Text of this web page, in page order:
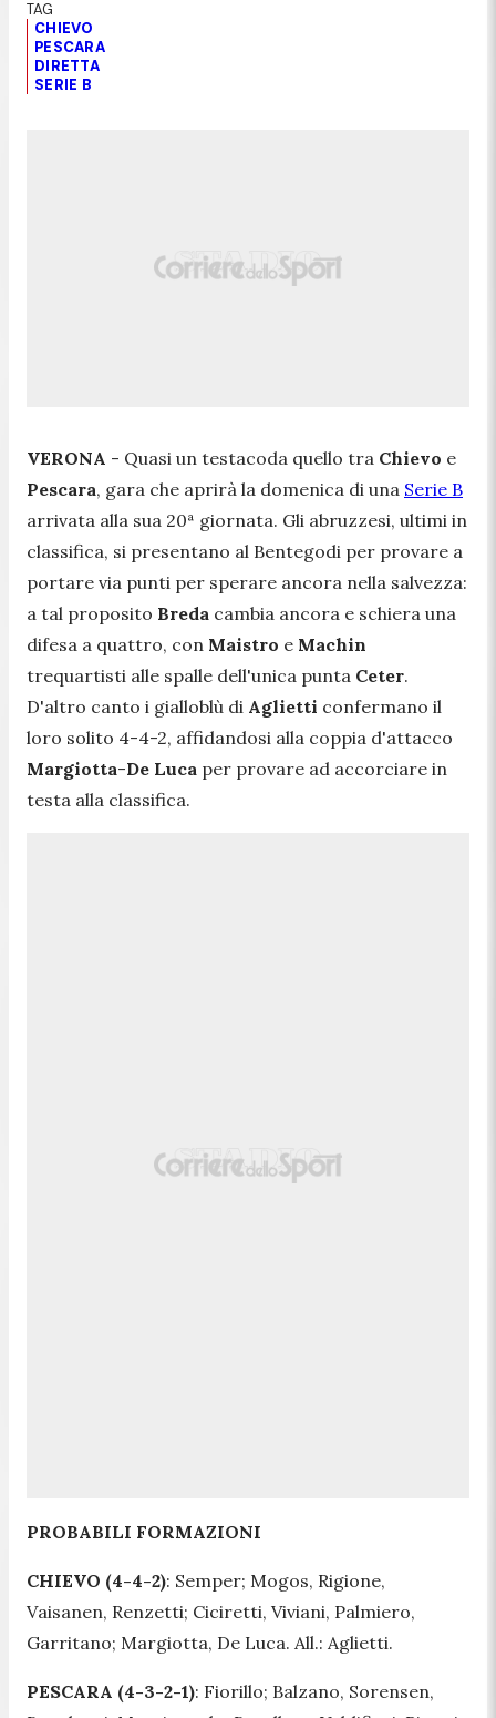
CHIEVO
PESCARA
DIRETTA
SERIE B
VERONA - Quasi un testacoda quello tra Chievo e
Pescara, gara che aprirà la domenica di una Serie B
arrivata alla sua 20ª giornata. Gli abruzzesi, ultimi in
classifica, si presentano al Bentegodi per provare a
portare via punti per sperare ancora nella salvezza:
a tal proposito Breda cambia ancora e schiera una
difesa a quattro, con Maistro e Machin
trequartisti alle spalle dell'unica punta Ceter.
D'altro canto i gialloblù di Aglietti confermano il
loro solito 4-4-2, affidandosi alla coppia d'attacco
Margiotta-De Luca per provare ad accorciare in
testa alla classifica.
PROBABILI FORMAZIONI
CHIEVO (4-4-2): Semper; Mogos, Rigione,
Vaisanen, Renzetti; Ciciretti, Viviani, Palmiero,
Garritano; Margiotta, De Luca. All.: Aglietti.
PESCARA (4-3-2-1): Fiorillo; Balzano, Sorensen,